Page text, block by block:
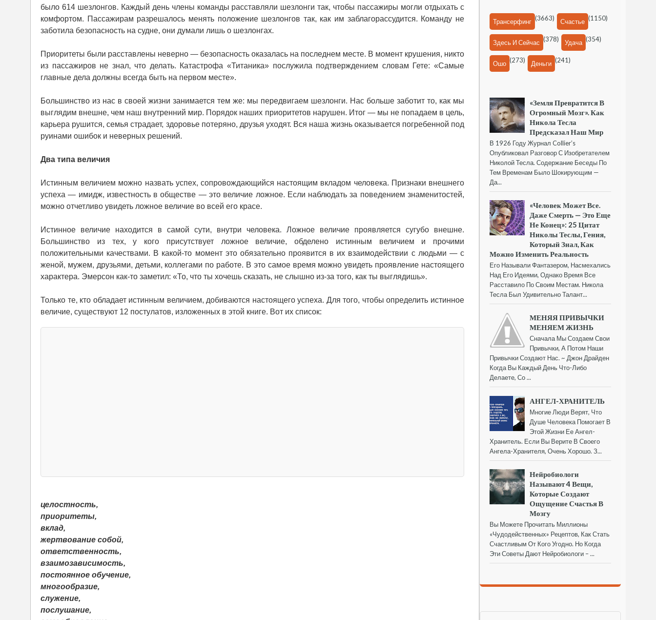
было 614 шезлонгов. Каждый день члены команды расставляли шезлонги так, чтобы пассажиры могли отдыхать с
комфортом. Пассажирам разрешалось менять положение шезлонгов так, как им заблагорассудится. Команду не
заботила безопасность на судне, они думали лишь о шезлонгах.
Приоритеты были расставлены неверно — безопасность оказалась на последнем месте. В момент крушения, никто
из пассажиров не знал, что делать. Катастрофа «Титаника» послужила подтверждением словам Гете: «Самые
главные дела должны всегда быть на первом месте».
Большинство из нас в своей жизни занимается тем же: мы передвигаем шезлонги. Нас больше заботит то, как мы
выглядим внешне, чем наш внутренний мир. Порядок наших приоритетов нарушен. Итог — мы не попадаем в цель,
карьера рушится, семья страдает, здоровье потеряно, друзья уходят. Вся наша жизнь оказывается погребенной под
руинами ошибок и неверных решений.
Два типа величия
Истинным величием можно назвать успех, сопровождающийся настоящим вкладом человека. Признаки внешнего
успеха — имидж, известность в обществе — это величие ложное. Если наблюдать за поведением знаменитостей,
можно отчетливо увидеть ложное величие во всей его красе.
Истинное величие находится в самой сути, внутри человека. Ложное величие проявляется сугубо внешне.
Большинство из тех, у кого присутствует ложное величие, обделено истинным величием и прочими
положительными качествами. В какой-то момент это обязательно проявится в их взаимодействии с людьми — с
женой, мужем, друзьями, детьми, коллегами по работе. В это самое время можно увидеть проявление настоящего
характера. Эмерсон как-то заметил: «То, что ты хочешь сказать, не слышно из-за того, как ты выглядишь».
Только те, кто обладает истинным величием, добиваются настоящего успеха. Для того, чтобы определить истинное
величие, существуют 12 постулатов, изложенных в этой книге. Вот их список:
целостность,
приоритеты,
вклад,
жертвование собой,
ответственность,
взаимозависимость,
постоянное обучение,
многообразие,
служение,
послушание,
Трансерфинг (3663) Счастье (1150)
Здесь И Сейчас (378) Удача (354)
Ошо (273) Деньги (241)
«Земля Превратится В
Огромный Мозг». Как
Никола Тесла
Предсказал Наш Мир
В 1926 Году Журнал Collier’s
Опубликовал Разговор С Изобретателем
Николой Тесла. Содержание Беседы По
Тем Временам Было Шокирующим —
Да...
«Человек Может Все.
Даже Смерть — Это Еще
Не Конец»: 25 Цитат
Николы Теслы, Гения,
Который Знал, Как
Можно Изменить Реальность
Его Называли Фантазером, Насмехались
Над Его Идеями, Однако Время Все
Расставило По Своим Местам. Никола
Тесла Был Удивительно Талант...
МЕНЯЯ ПРИВЫЧКИ
МЕНЯЕМ ЖИЗНЬ
Сначала Мы Создаем Свои
Привычки, А Потом Наши
Привычки Создают Нас. ~ Джон Драйден
Когда Вы Каждый День Что-Либо
Делаете, Со ...
АНГЕЛ-ХРАНИТЕЛЬ
Многие Люди Верят, Что
Душе Человека Помогает В
Этой Жизни Ее Ангел-
Хранитель. Если Вы Верите В Своего
Ангела-Хранителя, Очень Хорошо. З...
Нейробиологи
Называют 4 Вещи,
Которые Создают
Ощущение Счастья В
Мозгу
Вы Можете Прочитать Миллионы
«чудодейственных» Рецептов, Как Стать
Счастливым От Кого Угодно. Но Когда
Эти Советы Дают Нейробиологи – ...